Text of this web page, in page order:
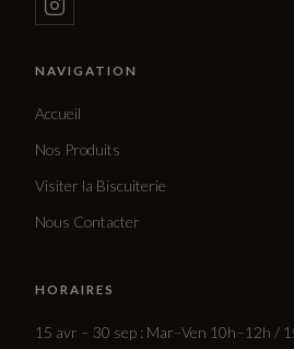
NAVIGATION
Accueil
Nos Produits
Visiter la Biscuiterie
Nous Contacter
HORAIRES
15 avr – 30 sep : Mar–Ven 10h–12h /